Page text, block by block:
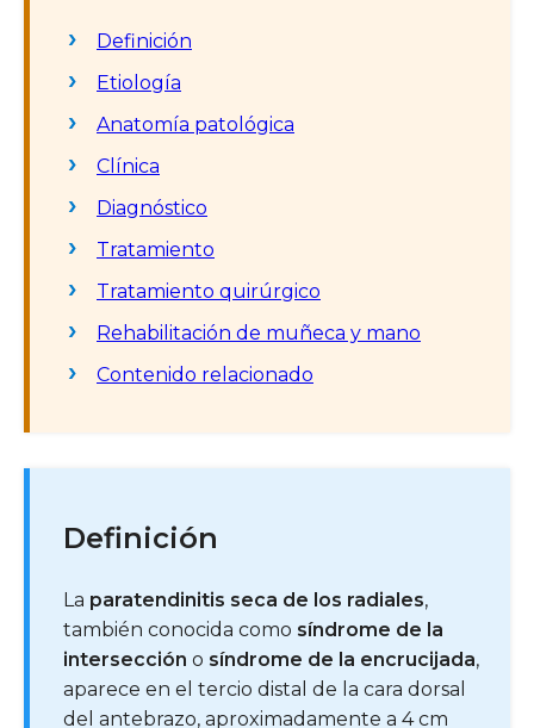
Definición
Etiología
Anatomía patológica
Clínica
Diagnóstico
Tratamiento
Tratamiento quirúrgico
Rehabilitación de muñeca y mano
Contenido relacionado
Definición
La paratendinitis seca de los radiales,
también conocida como síndrome de la
intersección o síndrome de la encrucijada,
aparece en el tercio distal de la cara dorsal
del antebrazo, aproximadamente a 4 cm